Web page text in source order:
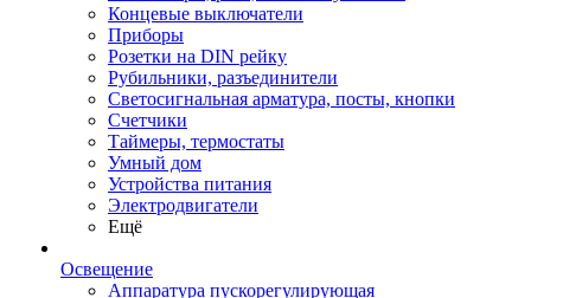
Концевые выключатели
Приборы
Розетки на DIN рейку
Рубильники, разъединители
Светосигнальная арматура, посты, кнопки
Счетчики
Таймеры, термостаты
Умный дом
Устройства питания
Электродвигатели
Ещё
Освещение
Аппаратура пускорегулирующая